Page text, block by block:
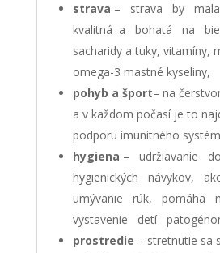
strava – strava by
kvalitná a bohatá na
sacharidy a tuky, vitamíny,
omega-3 mastné kyseliny,
pohyb a šport– na
a v každom počasí je to
podporu imunitného
hygiena – udržiavanie
hygienických návykov,
umývanie rúk, pomáha
vystavenie detí
prostredie – stretnutie sa